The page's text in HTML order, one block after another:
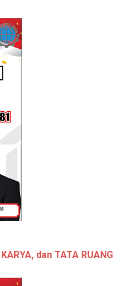
dan TATA RUANG